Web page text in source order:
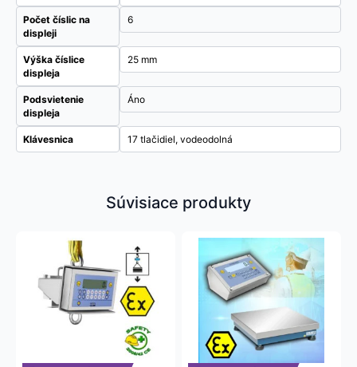
Počet číslic na
displeji
6
Výška číslice
displeja
25 mm
Podsvietenie
displeja
Áno
Klávesnica 17 tlačidiel, vodeodolná
Súvisiace produkty
viacero
variantov.
produkt
viacero
variantov.
Možnosti